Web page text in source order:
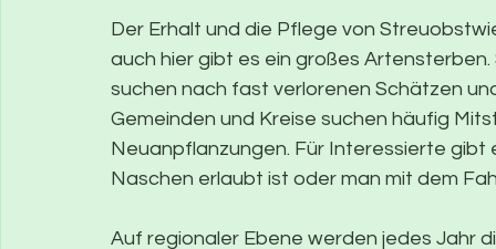
Der Erhalt und die Pflege von
auch hier gibt es ein großes
suchen nach fast verlorenen Schätzen
Gemeinden und Kreise suchen häufig
Neuanpflanzungen. Für Interessierte
Naschen erlaubt ist oder man mit dem
Auf regionaler Ebene werden jedes Jahr